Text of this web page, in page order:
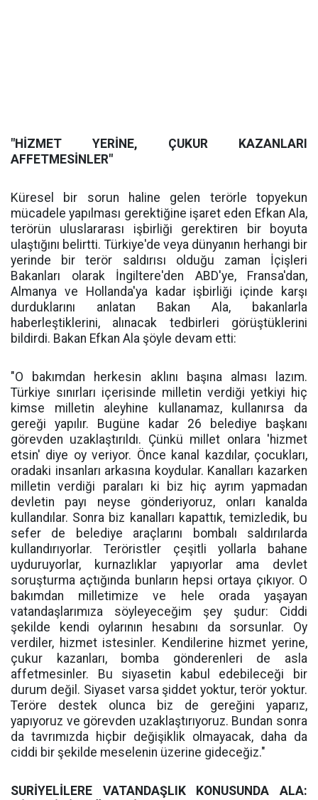
"HİZMET YERİNE, ÇUKUR KAZANLARI
AFFETMESİNLER"
Küresel bir sorun haline gelen terörle topyekun
mücadele yapılması gerektiğine işaret eden Efkan Ala,
terörün uluslararası işbirliği gerektiren bir boyuta
ulaştığını belirtti. Türkiye'de veya dünyanın herhangi bir
yerinde bir terör saldırısı olduğu zaman İçişleri
Bakanları olarak İngiltere'den ABD'ye, Fransa'dan,
Almanya ve Hollanda'ya kadar işbirliği içinde karşı
durduklarını anlatan Bakan Ala, bakanlarla
haberleştiklerini, alınacak tedbirleri görüştüklerini
bildirdi. Bakan Efkan Ala şöyle devam etti:
"O bakımdan herkesin aklını başına alması lazım.
Türkiye sınırları içerisinde milletin verdiği yetkiyi hiç
kimse milletin aleyhine kullanamaz, kullanırsa da
gereği yapılır. Bugüne kadar 26 belediye başkanı
görevden uzaklaştırıldı. Çünkü millet onlara 'hizmet
etsin' diye oy veriyor. Önce kanal kazdılar, çocukları,
oradaki insanları arkasına koydular. Kanalları kazarken
milletin verdiği paraları ki biz hiç ayrım yapmadan
devletin payı neyse gönderiyoruz, onları kanalda
kullandılar. Sonra biz kanalları kapattık, temizledik, bu
sefer de belediye araçlarını bombalı saldırılarda
kullandırıyorlar. Teröristler çeşitli yollarla bahane
uyduruyorlar, kurnazlıklar yapıyorlar ama devlet
soruşturma açtığında bunların hepsi ortaya çıkıyor. O
bakımdan milletimize ve hele orada yaşayan
vatandaşlarımıza söyleyeceğim şey şudur: Ciddi
şekilde kendi oylarının hesabını da sorsunlar. Oy
verdiler, hizmet istesinler. Kendilerine hizmet yerine,
çukur kazanları, bomba gönderenleri de asla
affetmesinler. Bu siyasetin kabul edebileceği bir
durum değil. Siyaset varsa şiddet yoktur, terör yoktur.
Teröre destek olunca biz de gereğini yaparız,
yapıyoruz ve görevden uzaklaştırıyoruz. Bundan sonra
da tavrımızda hiçbir değişiklik olmayacak, daha da
ciddi bir şekilde meselenin üzerine gideceğiz."
SURİYELİLERE VATANDAŞLIK KONUSUNDA ALA: